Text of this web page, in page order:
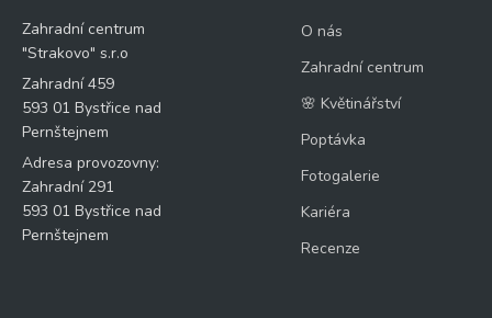
Zahradní centrum
"Strakovo" s.r.o
Zahradní 459
593 01 Bystřice nad
Pernštejnem
Adresa provozovny:
Zahradní 291
593 01 Bystřice nad
Pernštejnem
O nás
Zahradní centrum
🌸 Květinářství
Poptávka
Fotogalerie
Kariéra
Recenze